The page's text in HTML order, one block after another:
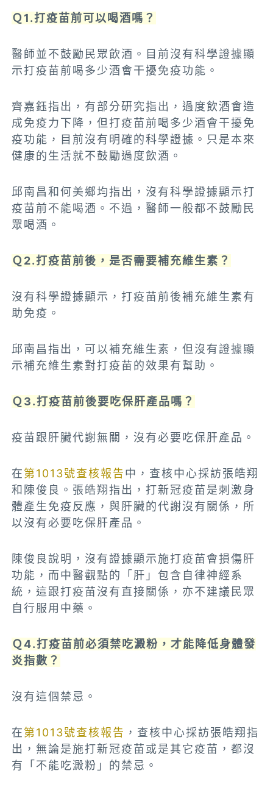
Ｑ1.打疫苗前可以喝酒嗎？
醫師並不鼓勵民眾飲酒。目前沒有科學證據顯
示打疫苗前喝多少酒會干擾免疫功能。
齊嘉鈺指出，有部分研究指出，過度飲酒會造
成免疫力下降，但打疫苗前喝多少酒會干擾免
疫功能，目前沒有明確的科學證據。只是本來
健康的生活就不鼓勵過度飲酒。
邱南昌和何美鄉均指出，沒有科學證據顯示打
疫苗前不能喝酒。不過，醫師一般都不鼓勵民
眾喝酒。
Ｑ2.打疫苗前後，是否需要補充維生素？
沒有科學證據顯示，打疫苗前後補充維生素有
助免疫。
邱南昌指出，可以補充維生素，但沒有證據顯
示補充維生素對打疫苗的效果有幫助。
Ｑ3.打疫苗前後要吃保肝產品嗎？
疫苗跟肝臟代謝無關，沒有必要吃保肝產品。
在第1013號查核報告中，查核中心採訪張皓翔
和陳俊良。張皓翔指出，打新冠疫苗是刺激身
體產生免疫反應，與肝臟的代謝沒有關係，所
以沒有必要吃保肝產品。
陳俊良說明，沒有證據顯示施打疫苗會損傷肝
功能，而中醫觀點的「肝」包含自律神經系
統，這跟打疫苗沒有直接關係，亦不建議民眾
自行服用中藥。
Ｑ4.打疫苗前必須禁吃澱粉，才能降低身體發
炎指數？
沒有這個禁忌。
在第1013號查核報告 ，查核中心採訪張皓翔指
出，無論是施打新冠疫苗或是其它疫苗，都沒
有「不能吃澱粉」的禁忌。